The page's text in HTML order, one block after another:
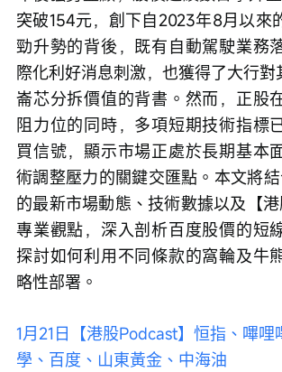
突破154元，創下自2023年8月以來
勁升勢的背後，既有自動駕駛業務
際化利好消息刺激，也獲得了大行對
崙芯分拆價值的背書。然而，正股
阻力位的同時，多項短期技術指標
買信號，顯示市場正處於長期基本
術調整壓力的關鍵交匯點。本文將
的最新市場動態、技術數據以及【
專業觀點，深入剖析百度股價的短
探討如何利用不同條款的窩輪及牛
略性部署。
1月21日【港股Podcast】恒指、嗶
學、百度、山東黃金、中海油